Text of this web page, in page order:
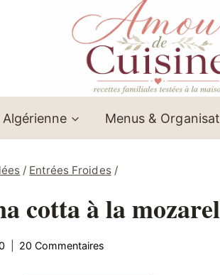
Algérienne Menus &
/ Entrées Froides /
cotta à la
20 Commentaires